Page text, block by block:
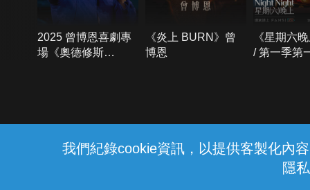
我們紀錄cookie資訊，以提供客製化內
隱
2025 曾博恩喜劇專
場《奧德修斯
《炎上 BURN》曾
博恩
《星期六
/ 第一季第